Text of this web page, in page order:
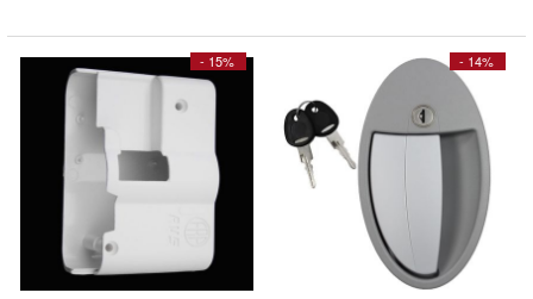
- 15% - 14%